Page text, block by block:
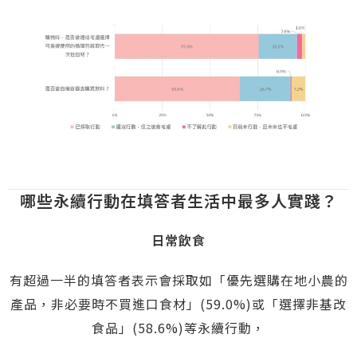
哪些永續行動在填答者生活中最多人實踐？
日常飲食
有超過一半的填答者表示會採取如「優先選購在地小農的
產品，非必要時不買進口食材」(59.0%)或「選擇非基改
食品」(58.6%)等永續行動，